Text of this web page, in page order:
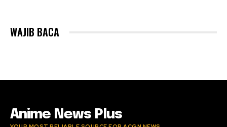
WAJIB BACA
Anime News Plus